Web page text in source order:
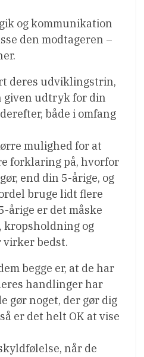
og kommunikation
den modtageren –
deres udviklingstrin,
given udtryk for din
både i omfang
mulighed for at
forklaring på, hvorfor
end din 5-årige, og
bruge lidt flere
årige er det måske
og
bedst.
begge er, at de har
handlinger har
gør noget, der gør dig
er det helt OK at vise
når de